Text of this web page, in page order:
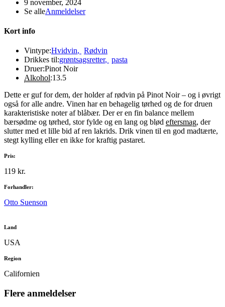
9 november, 2024
Se alleAnmeldelser
Kort info
Vintype:Hvidvin, Rødvin
Drikkes til:grøntsagsretter, pasta
Druer:Pinot Noir
Alkohol:13.5
Dette er guf for dem, der holder af rødvin på Pinot Noir – og i øvrigt
også for alle andre. Vinen har en behagelig tørhed og de for druen
karakteristiske noter af blåbær. Der er en fin balance mellem
bærsødme og tørhed, stor fylde og en lang og blød eftersmag, der
slutter med et lille bid af ren lakrids. Drik vinen til en god madtærte,
stegt kylling eller en ikke for kraftig pastaret.
Pris:
119 kr.
Forhandler:
Otto Suenson
Land
USA
Region
Californien
Flere anmeldelser